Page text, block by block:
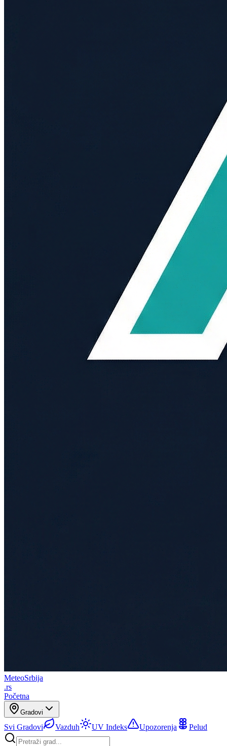
MeteoSrbija
.rs
Početna
Gradovi
Svi Gradovi Vazduh UV Indeks Upozorenja Pelud